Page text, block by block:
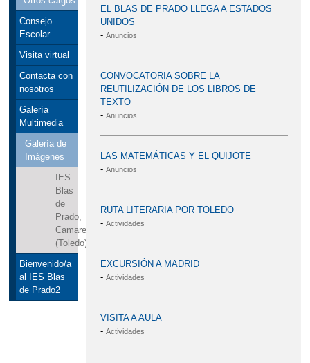
Consejo
Escolar
Visita virtual
Contacta con
nosotros
Galería
Multimedia
Galería de
Imágenes
IES
Blas
de
Prado,
Camarena
(Toledo)
Bienvenido/a
al IES Blas
de Prado2
EL BLAS DE PRADO LLEGA A ESTADOS
UNIDOS
- Anuncios
CONVOCATORIA SOBRE LA
REUTILIZACIÓN DE LOS LIBROS DE
TEXTO
- Anuncios
LAS MATEMÁTICAS Y EL QUIJOTE
- Anuncios
RUTA LITERARIA POR TOLEDO
- Actividades
EXCURSIÓN A MADRID
- Actividades
VISITA A AULA
- Actividades